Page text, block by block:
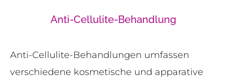
Anti-Cellulite-Behandlung
Anti-Cellulite-Behandlungen umfassen
verschiedene kosmetische und apparative